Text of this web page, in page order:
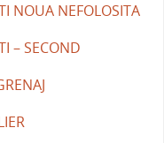
NOUA NEFOLOSITA
– SECOND